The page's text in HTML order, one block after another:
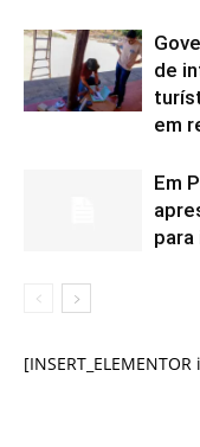
de
em
Em
para
[INSERT_ELEMENTOR